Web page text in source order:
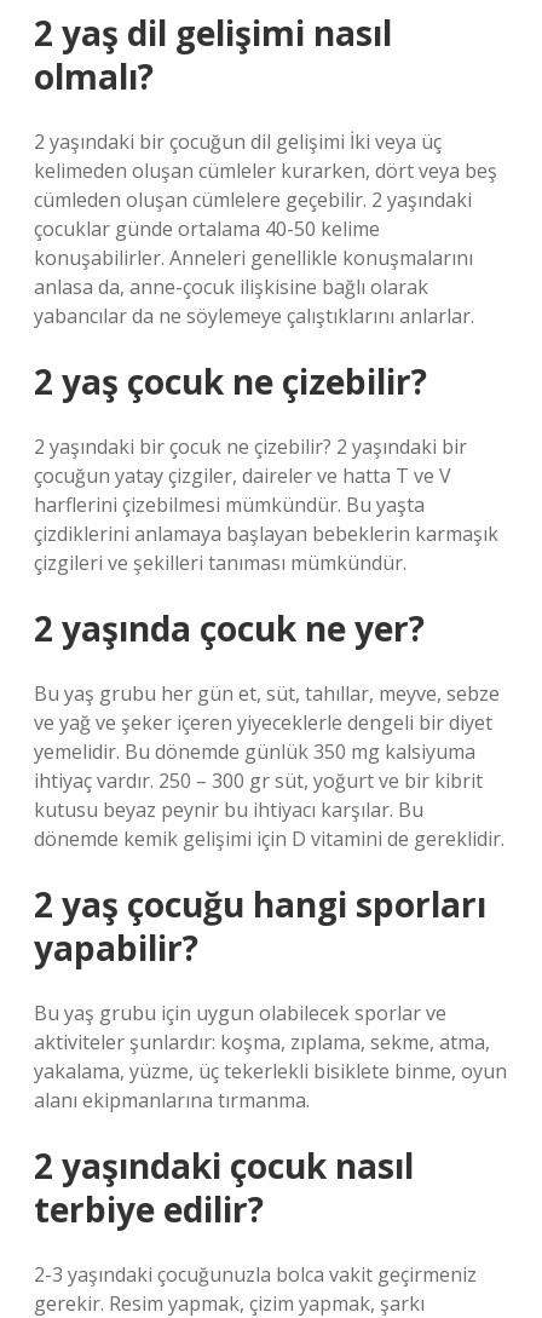
2 yaş dil gelişimi nasıl
olmalı?
2 yaşındaki bir çocuğun dil gelişimi İki veya üç
kelimeden oluşan cümleler kurarken, dört veya beş
cümleden oluşan cümlelere geçebilir. 2 yaşındaki
çocuklar günde ortalama 40-50 kelime
konuşabilirler. Anneleri genellikle konuşmalarını
anlasa da, anne-çocuk ilişkisine bağlı olarak
yabancılar da ne söylemeye çalıştıklarını anlarlar.
2 yaş çocuk ne çizebilir?
2 yaşındaki bir çocuk ne çizebilir? 2 yaşındaki bir
çocuğun yatay çizgiler, daireler ve hatta T ve V
harflerini çizebilmesi mümkündür. Bu yaşta
çizdiklerini anlamaya başlayan bebeklerin karmaşık
çizgileri ve şekilleri tanıması mümkündür.
2 yaşında çocuk ne yer?
Bu yaş grubu her gün et, süt, tahıllar, meyve, sebze
ve yağ ve şeker içeren yiyeceklerle dengeli bir diyet
yemelidir. Bu dönemde günlük 350 mg kalsiyuma
ihtiyaç vardır. 250 – 300 gr süt, yoğurt ve bir kibrit
kutusu beyaz peynir bu ihtiyacı karşılar. Bu
dönemde kemik gelişimi için D vitamini de gereklidir.
2 yaş çocuğu hangi sporları
yapabilir?
Bu yaş grubu için uygun olabilecek sporlar ve
aktiviteler şunlardır: koşma, zıplama, sekme, atma,
yakalama, yüzme, üç tekerlekli bisiklete binme, oyun
alanı ekipmanlarına tırmanma.
2 yaşındaki çocuk nasıl
terbiye edilir?
2-3 yaşındaki çocuğunuzla bolca vakit geçirmeniz
gerekir. Resim yapmak, çizim yapmak, şarkı